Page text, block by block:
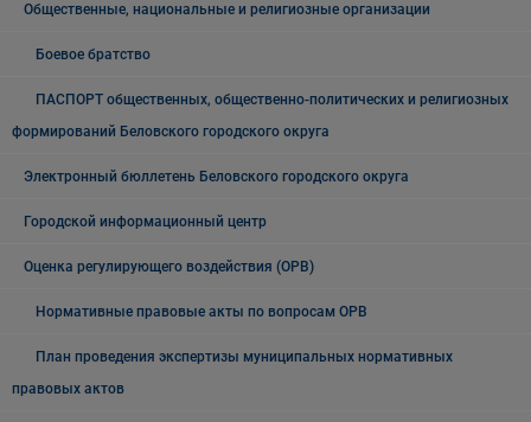
Общественные, национальные и религиозные организации
Боевое братство
ПАСПОРТ общественных, общественно-политических и религиозных
формирований Беловского городского округа
Электронный бюллетень Беловского городского округа
Городской информационный центр
Оценка регулирующего воздействия (ОРВ)
Нормативные правовые акты по вопросам ОРВ
План проведения экспертизы муниципальных нормативных
правовых актов